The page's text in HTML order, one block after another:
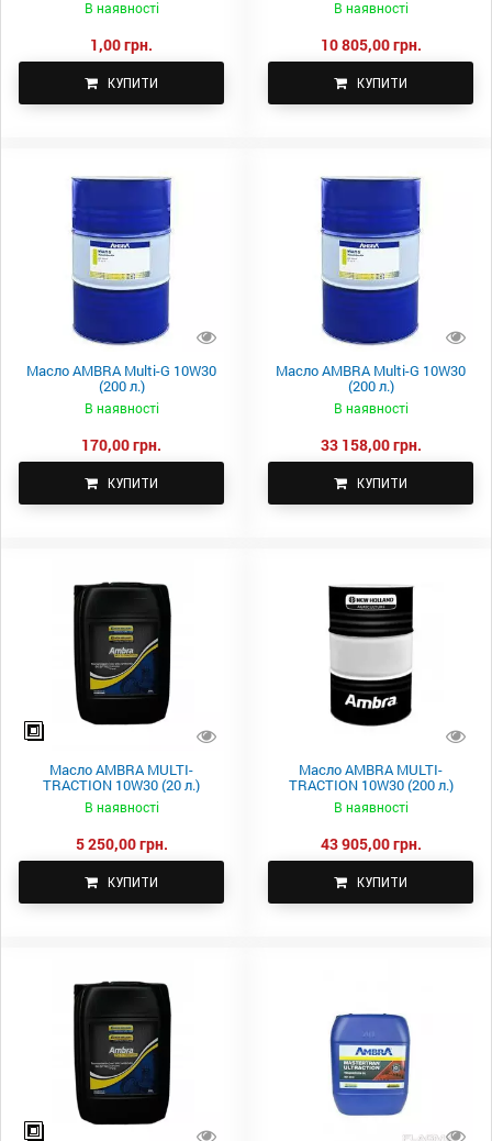
В наявності
1,00 грн.
КУПИТИ
В наявності
10 805,00 грн.
КУПИТИ
Масло AMBRA Multi-G 10W30
(200 л.)
В наявності
170,00 грн.
КУПИТИ
Масло AMBRA Multi-G 10W30
(200 л.)
В наявності
33 158,00 грн.
КУПИТИ
Масло AMBRA MULTI-
TRACTION 10W30 (20 л.)
В наявності
5 250,00 грн.
КУПИТИ
Масло AMBRA MULTI-
TRACTION 10W30 (200 л.)
В наявності
43 905,00 грн.
КУПИТИ